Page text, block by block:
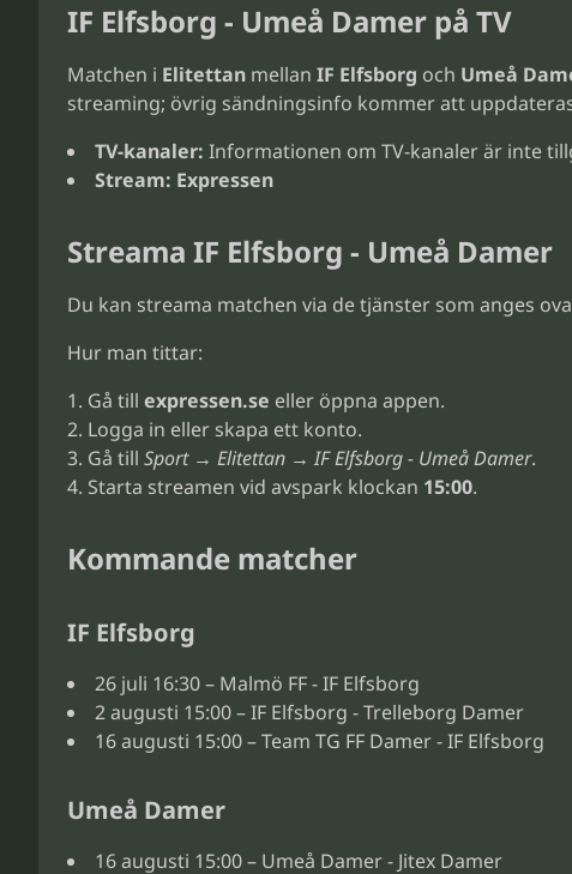
IF Elfsborg - Umeå Damer på TV
Matchen i Elitettan mellan IF Elfsborg och Umeå
streaming; övrig sändningsinfo kommer att
TV-kanaler: Informationen om TV-kanaler är inte
Stream: Expressen
Streama IF Elfsborg - Umeå Damer
Du kan streama matchen via de tjänster som anges
Hur man tittar:
Gå till expressen.se eller öppna appen.
Logga in eller skapa ett konto.
Gå till Sport → Elitettan → IF Elfsborg - Umeå Damer.
Starta streamen vid avspark klockan 15:00.
Kommande matcher
IF Elfsborg
26 juli 16:30 – Malmö FF - IF Elfsborg
2 augusti 15:00 – IF Elfsborg - Trelleborg Damer
16 augusti 15:00 – Team TG FF Damer - IF Elfsborg
Umeå Damer
16 augusti 15:00 – Umeå Damer - Jitex Damer